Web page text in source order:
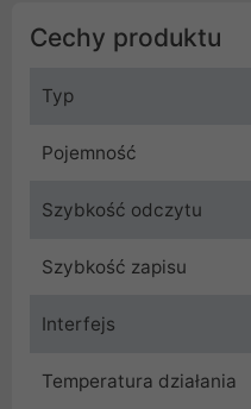
Cechy produktu
Typ
Pojemność
Szybkość odczytu
Szybkość zapisu
Interfejs
Temperatura działania